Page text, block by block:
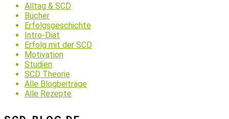
Alltag & SCD
Bücher
Erfolgsgeschichte
Intro-Diät
Erfolg mit der SCD
Motivation
Studien
SCD Theorie
Alle Blogbeiträge
Alle Rezepte